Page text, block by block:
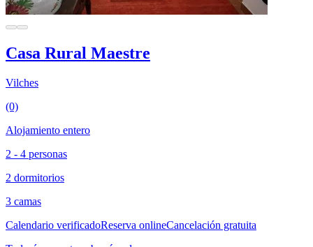
Casa Rural Maestre
Vilches
(0)
Alojamiento entero
2 - 4 personas
2 dormitorios
3 camas
Calendario verificadoReserva onlineCancelación gratuita